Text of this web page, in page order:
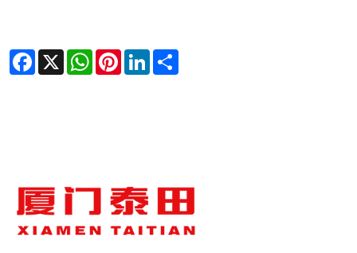
Facebook
X WhatsAppPinterestLinkedIn